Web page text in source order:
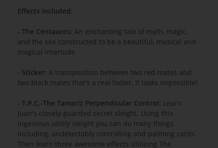
Effects included:
- The Centauros: An enchanting tale of myth, magic,
and the sea constructed to be a beautiful, musical and
magical interlude
- Sticker: A transposition between two red mates and
two black mates that's a real fooler. It looks impossible!
- T.P.C.-The Tamariz Perpendicular Control: Learn
Juan's closely-guarded secret sleight. Using this
ingenious utility sleight you can do many things
including, undetectably controlling and palming cards.
Then learn three awesome effects utilizing The